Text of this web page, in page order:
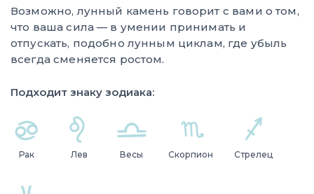
Возможно, лунный камень говорит с вами о том,
что ваша сила — в умении принимать и
отпускать, подобно лунным циклам, где убыль
всегда сменяется ростом.
Подходит знаку зодиака:
Рак Лев Весы Скорпион Стрелец